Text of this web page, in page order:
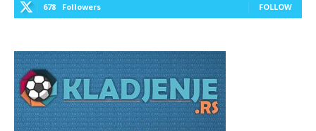
678 Followers FOLLOW